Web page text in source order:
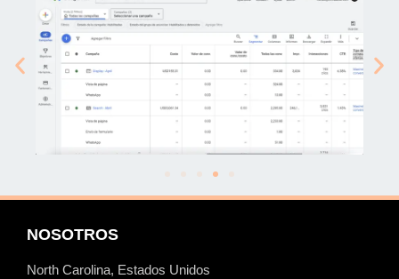
NOSOTROS
North Carolina, Estados Unidos